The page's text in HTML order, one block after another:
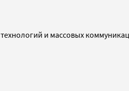
и массовых